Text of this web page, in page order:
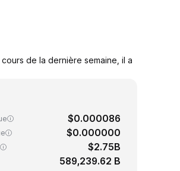
de la dernière semaine, il a
$0.000086
$0.000000
$2.75B
589,239.62 B